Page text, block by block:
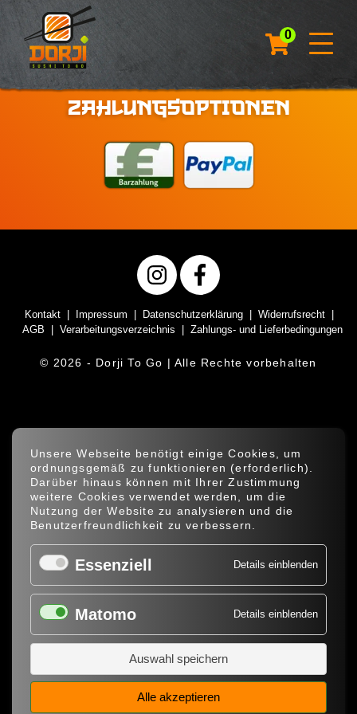
0
ZAHLUNGSOPTIONEN
Kontakt Impressum Datenschutzerklärung
Widerrufsrecht
AGB
Verarbeitungsverzeichnis Zahlungs- und Lieferbedingungen
© 2026 - Dorji To Go | Alle Rechte vorbehalten
Unsere Webseite benötigt einige Cookies, um
ordnungsgemäß zu funktio­nieren (erforderlich).
Darüber hinaus können mit Ihrer Zustimmung
weitere Cookies verwendet werden, um die
Nutzung der Website zu analysieren und die
Benutzer­freund­lichkeit zu verbessern.
Essenziell Details einblenden
Matomo Details einblenden
Auswahl speichern
Alle akzeptieren